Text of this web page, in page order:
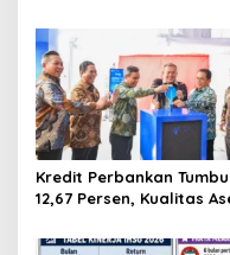
Korupsi Pajak
Pertambangan
Kredit Perbankan
12,67 Persen, Kualitas
Tetap Kokoh Juni 2026